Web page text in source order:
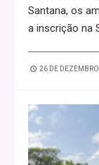
Santana, os
a inscrição na
26 DE